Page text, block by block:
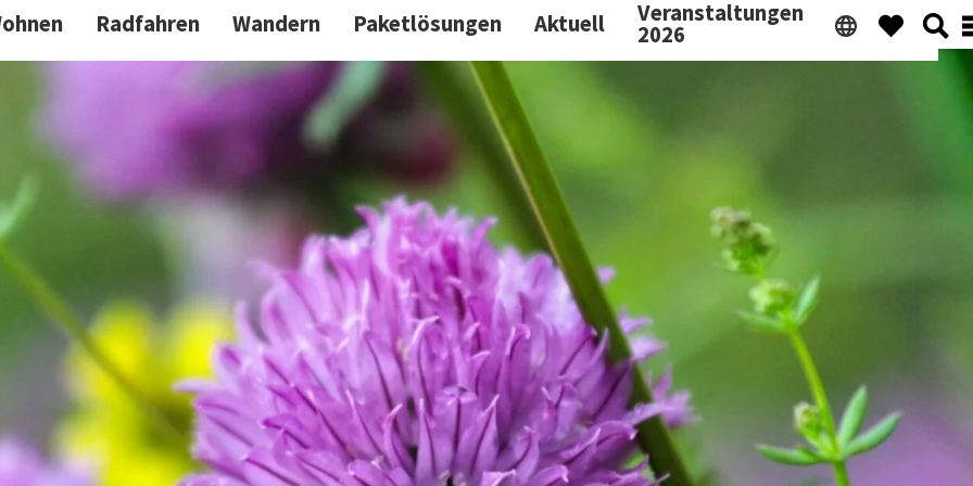
Radfahren Wandern Paketlösungen Aktuell Veranstaltungen
2026